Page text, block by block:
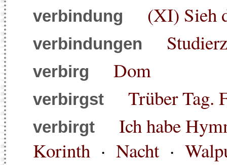
verbindung (XI) Sieh
verbindungen
verbirg Dom
verbirgst Trüber Tag.
verbirgt
Ich habe
Korinth · Nacht ·